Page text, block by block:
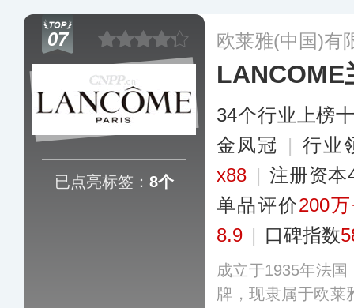
倩碧、海蓝之谜、
全球品牌。更多
07
已点亮标签： 8个
欧莱雅(中国)有
LANCOME
34个行业上榜
金凤冠 | 行业
x88 | 注册资本
单品评价200
8.9 | 口碑指数
成立于1935年法
牌，现隶属于欧莱